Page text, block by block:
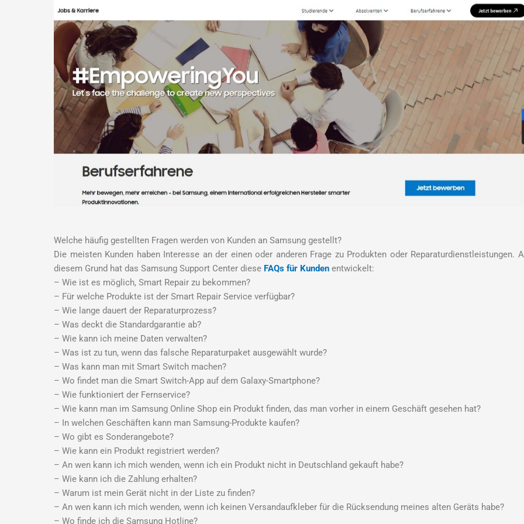
Welche häufig gestellten Fragen werden von Kunden an Samsung gestellt?
Die meisten Kunden haben Interesse an der einen oder anderen Frage zu Produkten oder Reparaturdienstleistungen.
diesem Grund hat das Samsung Support Center diese FAQs für Kunden entwickelt:
– Wie ist es möglich, Smart Repair zu bekommen?
– Für welche Produkte ist der Smart Repair Service verfügbar?
– Wie lange dauert der Reparaturprozess?
– Was deckt die Standardgarantie ab?
– Wie kann ich meine Daten verwalten?
– Was ist zu tun, wenn das falsche Reparaturpaket ausgewählt wurde?
– Was kann man mit Smart Switch machen?
– Wo findet man die Smart Switch-App auf dem Galaxy-Smartphone?
– Wie funktioniert der Fernservice?
– Wie kann man im Samsung Online Shop ein Produkt finden, das man vorher in einem Geschäft gesehen hat?
– In welchen Geschäften kann man Samsung-Produkte kaufen?
– Wo gibt es Sonderangebote?
– Wie kann ein Produkt registriert werden?
– An wen kann ich mich wenden, wenn ich ein Produkt nicht in Deutschland gekauft habe?
– Wie kann ich die Zahlung erhalten?
– Warum ist mein Gerät nicht in der Liste zu finden?
– An wen kann ich mich wenden, wenn ich keinen Versandaufkleber für die Rücksendung meines alten Geräts habe?
– Wo finde ich die Samsung Hotline?